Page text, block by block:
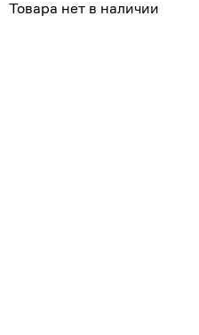
Товара нет в наличии